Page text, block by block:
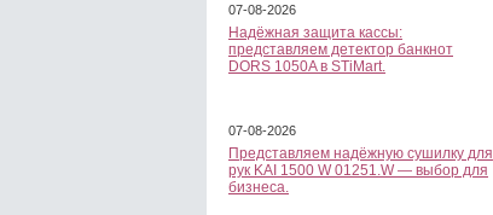
07-08-2026
Надёжная защита кассы:
представляем детектор банкнот
DORS 1050A в STiMart.
07-08-2026
Представляем надёжную сушилку для
рук KAI 1500 W 01251.W — выбор для
бизнеса.